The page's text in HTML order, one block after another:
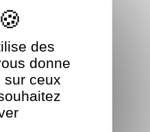
des
donne
sur ceux